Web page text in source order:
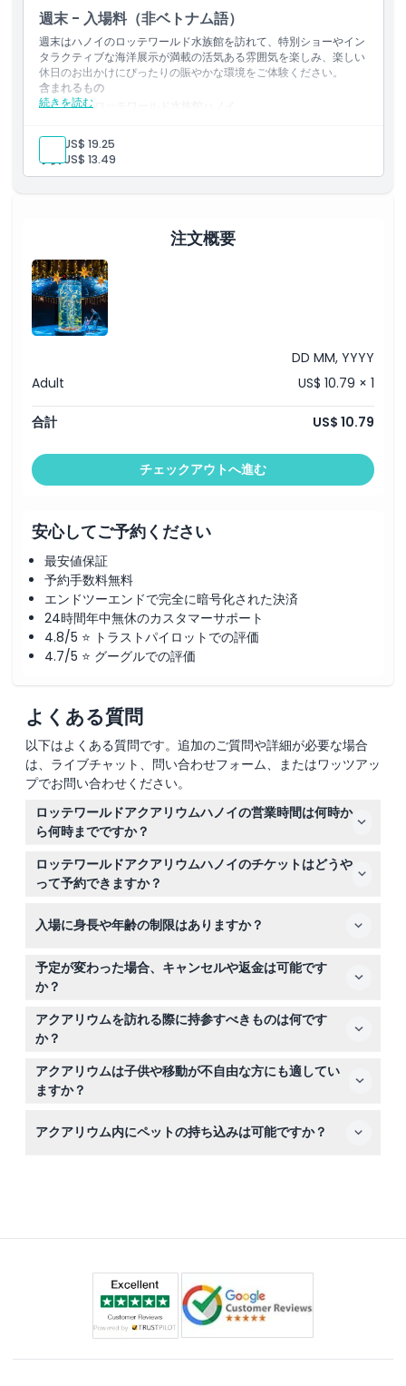
週末 - 入場料（非ベトナム語）
週末はハノイのロッテワールド水族館を訪れて、特別ショーやイン
タラクティブな海洋展示が満載の活気ある雰囲気を楽しみ、楽しい
休日のお出かけにぴったりの賑やかな環境をご体験ください。
続きを読む
含まれるもの
入場：ロッテワールド水族館ハノイ
メインタンクエリア（オーシャンスクエア）での海洋生物学プ
レゼンテーションプログラム
大人: US$ 19.25
子供:US$ 13.49
注文概要
DD MM, YYYY
Adult
US$ 10.79 × 1
合計 US$ 10.79
チェックアウトへ進む
安心してご予約ください
最安値保証
予約手数料無料
エンドツーエンドで完全に暗号化された決済
24時間年中無休のカスタマーサポート
4.8/5 ⭐ トラストパイロットでの評価
4.7/5 ⭐ グーグルでの評価
よくある質問
以下はよくある質問です。追加のご質問や詳細が必要な場合
は、ライブチャット、問い合わせフォーム、またはワッツアッ
プでお問い合わせください。
ロッテワールドアクアリウムハノイの営業時間は何時か
ら何時までですか？
ロッテワールドアクアリウムハノイは毎日午前9時30分か
ら午後10時まで営業しており、最終入場は閉館の1時間前
となります（変更になる場合がありますので、ご予約時に
ご確認ください）。
ロッテワールドアクアリウムハノイのチケットはどうや
って予約できますか？
問の確保とリアルタイムの空き状況の確認が可能です。
入場に身長や年齢の制限はありますか？
身長79cm未満の子供は無料で入場でき、140cm以上の
方は大人料金が適用されます。
予定が変わった場合、キャンセルや返金は可能です
か？
申し訳ございませんが、すべての予約は最終的なもので、
キャンセル、返金、変更は一切できません。
アクアリウムを訪れる際に持参すべきものは何です
か？
650メートルの歩道を歩くための歩きやすい靴とカメラを
お持ちください（一部のエリアではフラッシュ撮影が制限
されることがあります）。
アクアリウムは子供や移動が不自由な方にも適してい
ますか？
の監督をお願いします。また、B1階とB2階にはエレベータ
アクアリウム内にペットの持ち込みは可能ですか？